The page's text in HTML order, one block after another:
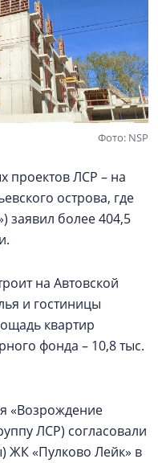
Фото: NSP
проектов ЛСР – на
острова, где
заявил более 404,5
на Автовской
и гостиницы
квартир
фонда – 10,8 тыс.
«Возрождение
ЛСР) согласовали
ЖК «Пулково Лейк» в